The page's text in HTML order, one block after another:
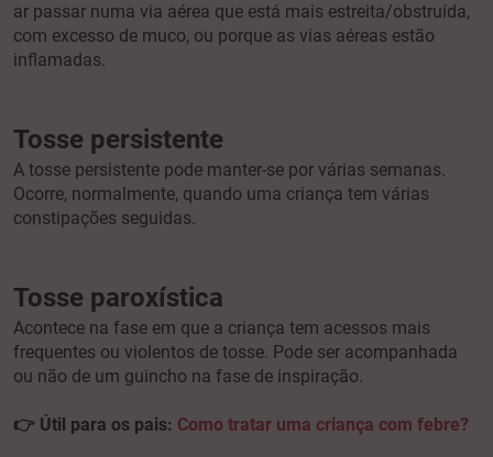
ar passar numa via aérea que está mais estreita/obstruída,
com excesso de muco, ou porque as vias aéreas estão
inflamadas.
Tosse persistente
A tosse persistente pode manter-se por várias semanas.
Ocorre, normalmente, quando uma criança tem várias
constipações seguidas.
Tosse paroxística
Acontece na fase em que a criança tem acessos mais
frequentes ou violentos de tosse. Pode ser acompanhada
ou não de um guincho na fase de inspiração.
👉 Útil para os pais: Como tratar uma criança com febre?